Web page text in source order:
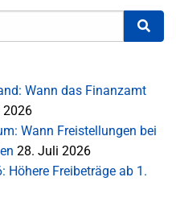
Wann das Finanzamt
2026
Wann Freistellungen bei
28. Juli 2026
Höhere Freibeträge ab 1.